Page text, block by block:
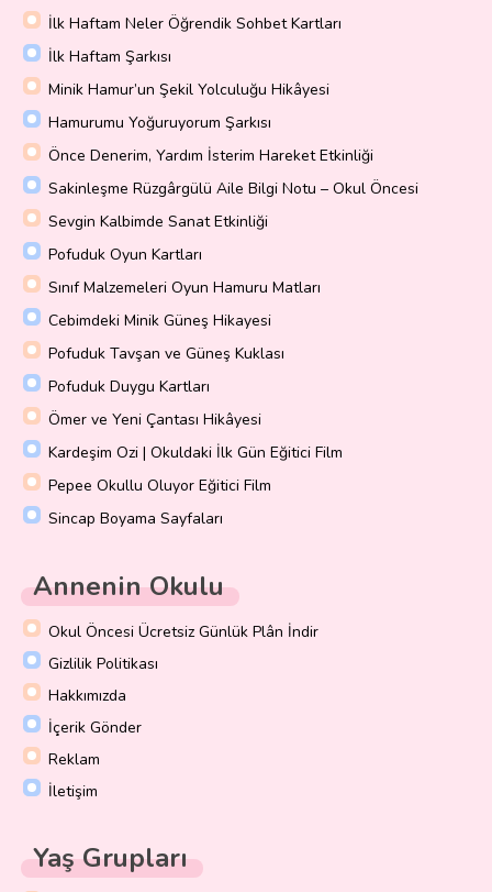
İlk Haftam Neler Öğrendik Sohbet Kartları
İlk Haftam Şarkısı
Minik Hamur’un Şekil Yolculuğu Hikâyesi
Hamurumu Yoğuruyorum Şarkısı
Önce Denerim, Yardım İsterim Hareket Etkinliği
Sakinleşme Rüzgârgülü Aile Bilgi Notu – Okul Öncesi
Sevgin Kalbimde Sanat Etkinliği
Pofuduk Oyun Kartları
Sınıf Malzemeleri Oyun Hamuru Matları
Cebimdeki Minik Güneş Hikayesi
Pofuduk Tavşan ve Güneş Kuklası
Pofuduk Duygu Kartları
Ömer ve Yeni Çantası Hikâyesi
Kardeşim Ozi | Okuldaki İlk Gün Eğitici Film
Pepee Okullu Oluyor Eğitici Film
Sincap Boyama Sayfaları
Annenin Okulu
Okul Öncesi Ücretsiz Günlük Plân İndir
Gizlilik Politikası
Hakkımızda
İçerik Gönder
Reklam
İletişim
Yaş Grupları